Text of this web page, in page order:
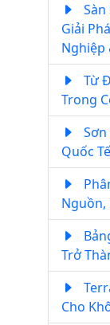
Sàn
Giải
Nghiệp
Từ
Trong
Quốc
Nguồn,
Trở
Cho